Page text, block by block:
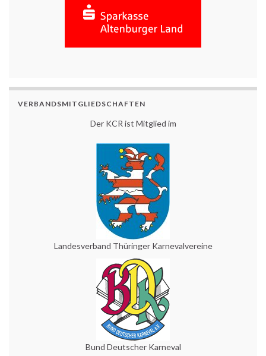
VERBANDSMITGLIEDSCHAFTEN
Der KCR ist Mitglied im
Landesverband Thüringer Karnevalvereine
Bund Deutscher Karneval